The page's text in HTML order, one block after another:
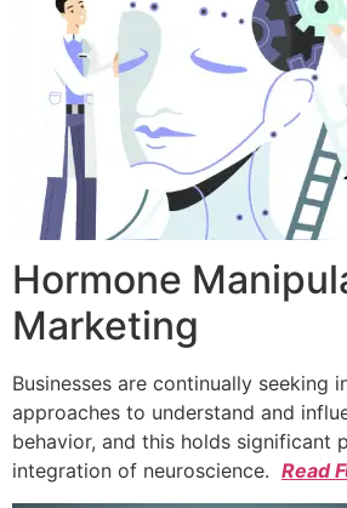
Hormone
Marketing
Businesses are continually seeking
approaches to understand and
behavior, and this holds significant
integration of neuroscience. Read